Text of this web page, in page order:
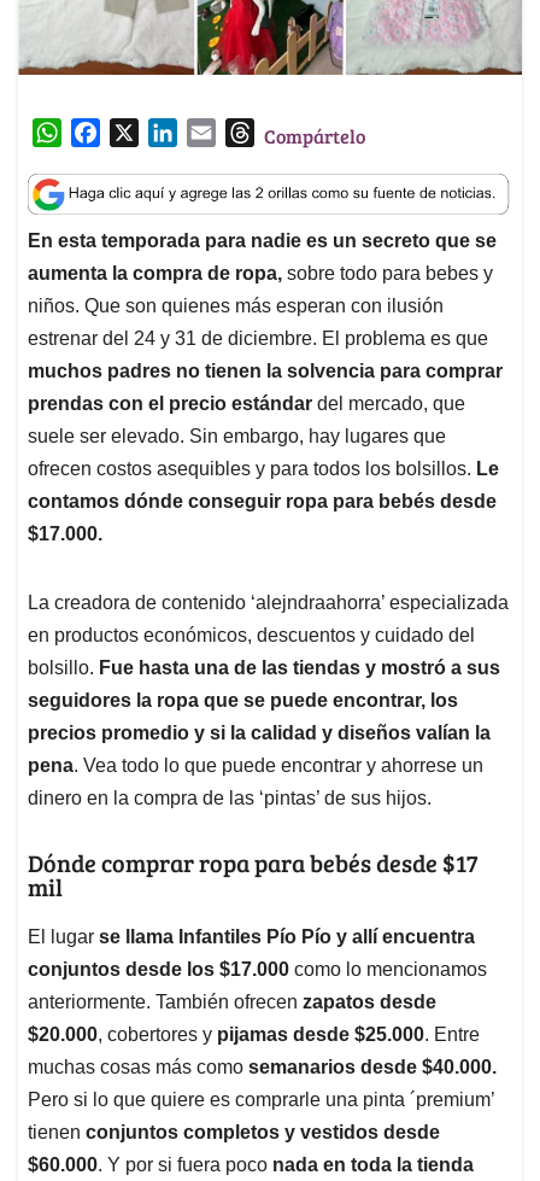
W
a
t
s
A
p
p
c
e
b
o
o
k
n
k
e
d
I
n
a
i
l
T
r
e
a
d
s
Compártelo
En esta temporada para nadie es un secreto que se
aumenta la compra de ropa, sobre todo para bebes y
niños. Que son quienes más esperan con ilusión
estrenar del 24 y 31 de diciembre. El problema es que
muchos padres no tienen la solvencia para comprar
prendas con el precio estándar del mercado, que
suele ser elevado. Sin embargo, hay lugares que
ofrecen costos asequibles y para todos los bolsillos. Le
contamos dónde conseguir ropa para bebés desde
$17.000.
La creadora de contenido ‘alejndraahorra’ especializada
en productos económicos, descuentos y cuidado del
bolsillo. Fue hasta una de las tiendas y mostró a sus
seguidores la ropa que se puede encontrar, los
precios promedio y si la calidad y diseños valían la
pena. Vea todo lo que puede encontrar y ahorrese un
dinero en la compra de las ‘pintas’ de sus hijos.
Dónde comprar ropa para bebés desde $17
mil
El lugar se llama Infantiles Pío Pío y allí encuentra
conjuntos desde los $17.000 como lo mencionamos
anteriormente. También ofrecen zapatos desde
$20.000, cobertores y pijamas desde $25.000. Entre
muchas cosas más como semanarios desde $40.000.
Pero si lo que quiere es comprarle una pinta ´premium’
tienen conjuntos completos y vestidos desde
$60.000. Y por si fuera poco nada en toda la tienda